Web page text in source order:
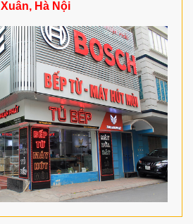
Xuân, Hà Nội